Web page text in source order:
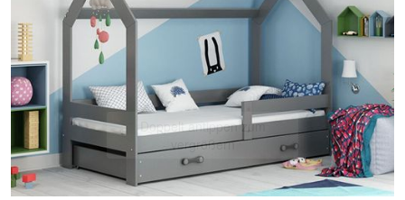
Doppelt antippen zum
vergrößern